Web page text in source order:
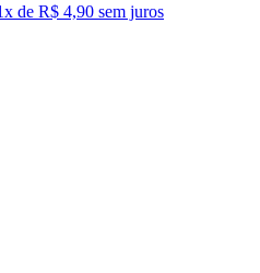
x de R$ 4,90 sem juros